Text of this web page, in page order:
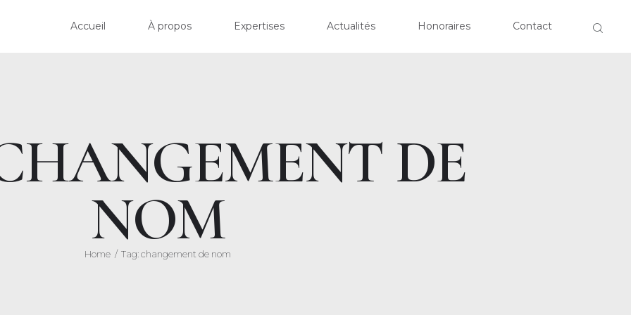
Accueil À propos Expertises Actualités Honoraires Contact
DE
NOM
Home Tag: changement de nom
CLOSE
ACCUEIL
ACTUALITÉS